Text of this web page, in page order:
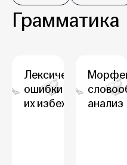
Грамматика
Лексические
ошибки и как
их избежать анализ